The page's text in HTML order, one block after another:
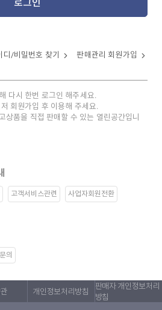
로그인
디/비밀번호 찾기 판매관리 회원가입
다시 한번 로그인 해주세요.
회원가입 후 이용해 주세요.
상품을 직접 판매할 수 있는 열린공간입니
고객서비스관련 사업자회원전환
의
개인정보처리방침
판매자 개인정보처리
방침